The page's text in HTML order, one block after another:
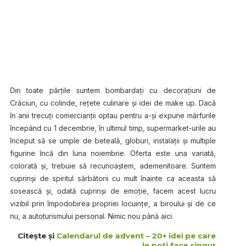
Din toate părţile suntem bombardaţi cu decoraţiuni de
Crăciun, cu colinde, reţete culinare şi idei de make up. Dacă
în anii trecuţi comercianţii optau pentru a-şi expune mărfurile
începând cu 1 decembrie, în ultimul timp, supermarket-urile au
început să se umple de beteală, globuri, instalaţii şi multiple
figurine încă din luna noiembrie. Oferta este una variată,
colorată şi, trebuie să recunoaştem, ademenitoare. Suntem
cuprinşi de spiritul sărbătorii cu mult înainte ca aceasta să
sosească şi, odată cuprinşi de emoţie, facem acest lucru
vizibil prin împodobirea propriei locuinţe, a biroului şi de ce
nu, a autoturismului personal. Nimic nou până aici.
Citeşte şi Calendarul de advent – 20+ idei pe care